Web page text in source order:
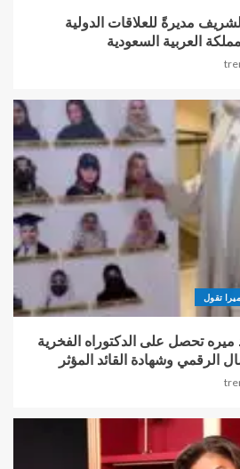
مديرةً للعلاقات الدولية
تقول
تحصل على الدكتوراه الفخرية
الرقمي وشهادة القائد المؤثر